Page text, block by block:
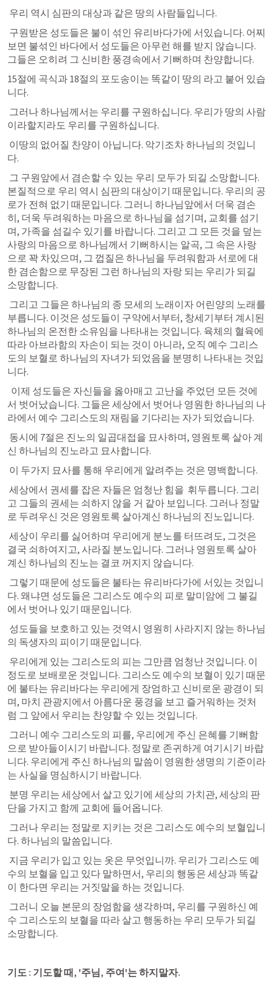
우리 역시 심판의 대상과 같은 땅의 사람들입니다.
보면 불섞인 바다에서 성도들은 아무런 해를 받지 않습니다.
그들은 오히려 그 신비한 풍경속에서 기뻐하며 찬양합니다.
15절에 곡식과 18절의 포도송이는 똑같이 땅의 라고 붙어 있습
니다.
이라할지라도 우리를 구원하십니다.
다.
본질적으로 우리 역시 심판의 대상이기 때문입니다. 우리의 공
로가 전혀 없기 때문입니다. 그러니 하나님앞에서 더욱 겸손
히, 더욱 두려워하는 마음으로 하나님을 섬기며, 교회를 섬기
며, 가족을 섬길수 있기를 바랍니다. 그리고 그 모든 것을 덮는
사랑의 마음으로 하나님께서 기뻐하시는 알곡, 그 속은 사랑
으로 꽉 차있으며, 그 껍질은 하나님을 두려워함과 서로에 대
한 겸손함으로 무장된 그런 하나님의 자랑 되는 우리가 되길
소망합니다.
부릅니다. 이것은 성도들이 구약에서부터, 창세기부터 계시된
하나님의 온전한 소유임을 나타내는 것입니다. 육체의 혈육에
따라 아브라함의 자손이 되는 것이 아니라, 오직 예수 그리스
도의 보혈로 하나님의 자녀가 되었음을 분명히 나타내는 것입
니다.
서 벗어났습니다. 그들은 세상에서 벗어나 영원한 하나님의 나
라에서 예수 그리스도의 재림을 기다리는 자가 되었습니다.
신 하나님의 진노라고 묘사합니다.
이 두가지 묘사를 통해 우리에게 알려주는 것은 명백합니다.
고 그들의 권세는 쇠하지 않을 거 같아 보입니다. 그러나 정말
로 두려우신 것은 영원토록 살아계신 하나님의 진노입니다.
결국 쇠하여지고, 사라질 분노입니다. 그러나 영원토록 살아
계신 하나님의 진노는 결코 꺼지지 않습니다.
다. 왜냐면 성도들은 그리스도 예수의 피로 말미암에 그 불길
에서 벗어나 있기 때문입니다.
의 독생자의 피이기 때문입니다.
정도로 보배로운 것입니다. 그리스도 예수의 보혈이 있기 때문
에 불타는 유리바다는 우리에게 장엄하고 신비로운 광경이 되
며, 마치 관광지에서 아름다운 풍경을 보고 즐거워하는 것처
럼 그 앞에서 우리는 찬양할 수 있는 것입니다.
으로 받아들이시기 바랍니다. 정말로 존귀하게 여기시기 바랍
니다. 우리에게 주신 하나님의 말씀이 영원한 생명의 기준이라
는 사실을 명심하시기 바랍니다.
단을 가지고 함께 교회에 들어옵니다.
다. 하나님의 말씀입니다.
수의 보혈을 입고 있다 말하면서, 우리의 행동은 세상과 똑같
이 한다면 우리는 거짓말을 하는 것입니다.
수 그리스도의 보혈을 따라 살고 행동하는 우리 모두가 되길
소망합니다.
기도 : 기도할때, '주님, 주여'는하지말자.